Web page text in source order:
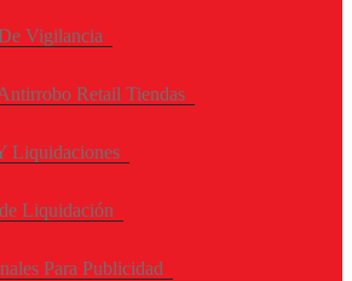
Vigilancia
Retail Tiendas
Liquidaciones
Liquidación
Para Publicidad